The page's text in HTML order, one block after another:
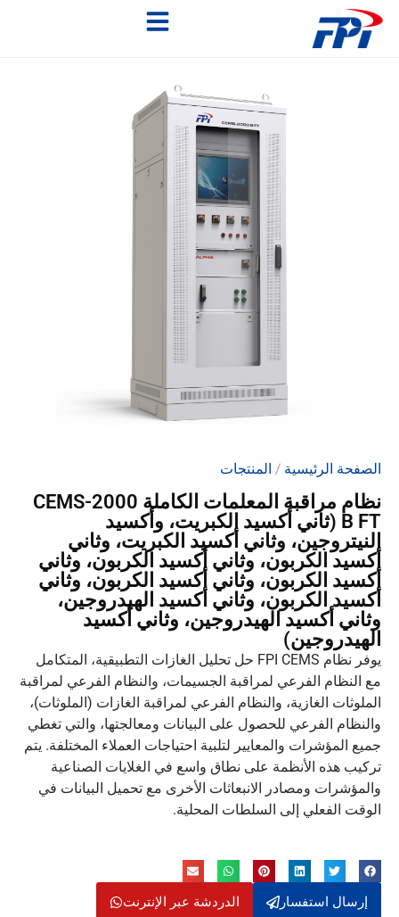
الصفحة الرئيسية / المنتجات
نظام مراقبة المعلمات الكاملة CEMS-2000
B FT (ثاني أكسيد الكبريت، وأكسيد
النيتروجين، وثاني أكسيد الكبريت، وثاني
أكسيد الكربون، وثاني أكسيد الكربون، وثاني
أكسيد الكربون، وثاني أكسيد الكربون، وثاني
أكسيد الكربون، وثاني أكسيد الهيدروجين،
وثاني أكسيد الهيدروجين، وثاني أكسيد
الهيدروجين)
يوفر نظام FPI CEMS حل تحليل الغازات التطبيقية، المتكامل
مع النظام الفرعي لمراقبة الجسيمات، والنظام الفرعي لمراقبة
الملوثات الغازية، والنظام الفرعي لمراقبة الغازات (الملوثات)،
والنظام الفرعي للحصول على البيانات ومعالجتها، والتي تغطي
جميع المؤشرات والمعايير لتلبية احتياجات العملاء المختلفة. يتم
تركيب هذه الأنظمة على نطاق واسع في الغلايات الصناعية
والمؤشرات ومصادر الانبعاثات الأخرى مع تحميل البيانات في
الوقت الفعلي إلى السلطات المحلية.
إرسال استفسار الدردشة عبر الإنترنت